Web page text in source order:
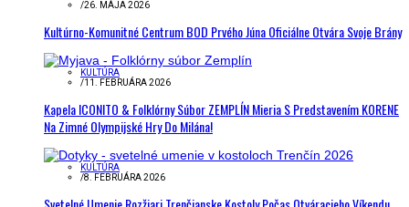
/26. MÁJA 2026
Kultúrno-Komunitné Centrum BOD Prvého Júna Oficiálne Otvára Svoje Brány
KULTÚRA
/11. FEBRUÁRA 2026
Kapela ICONITO & Folklórny Súbor ZEMPLÍN Mieria S Predstavením KORENE
Na Zimné Olympijské Hry Do Milána!
KULTÚRA
/8. FEBRUÁRA 2026